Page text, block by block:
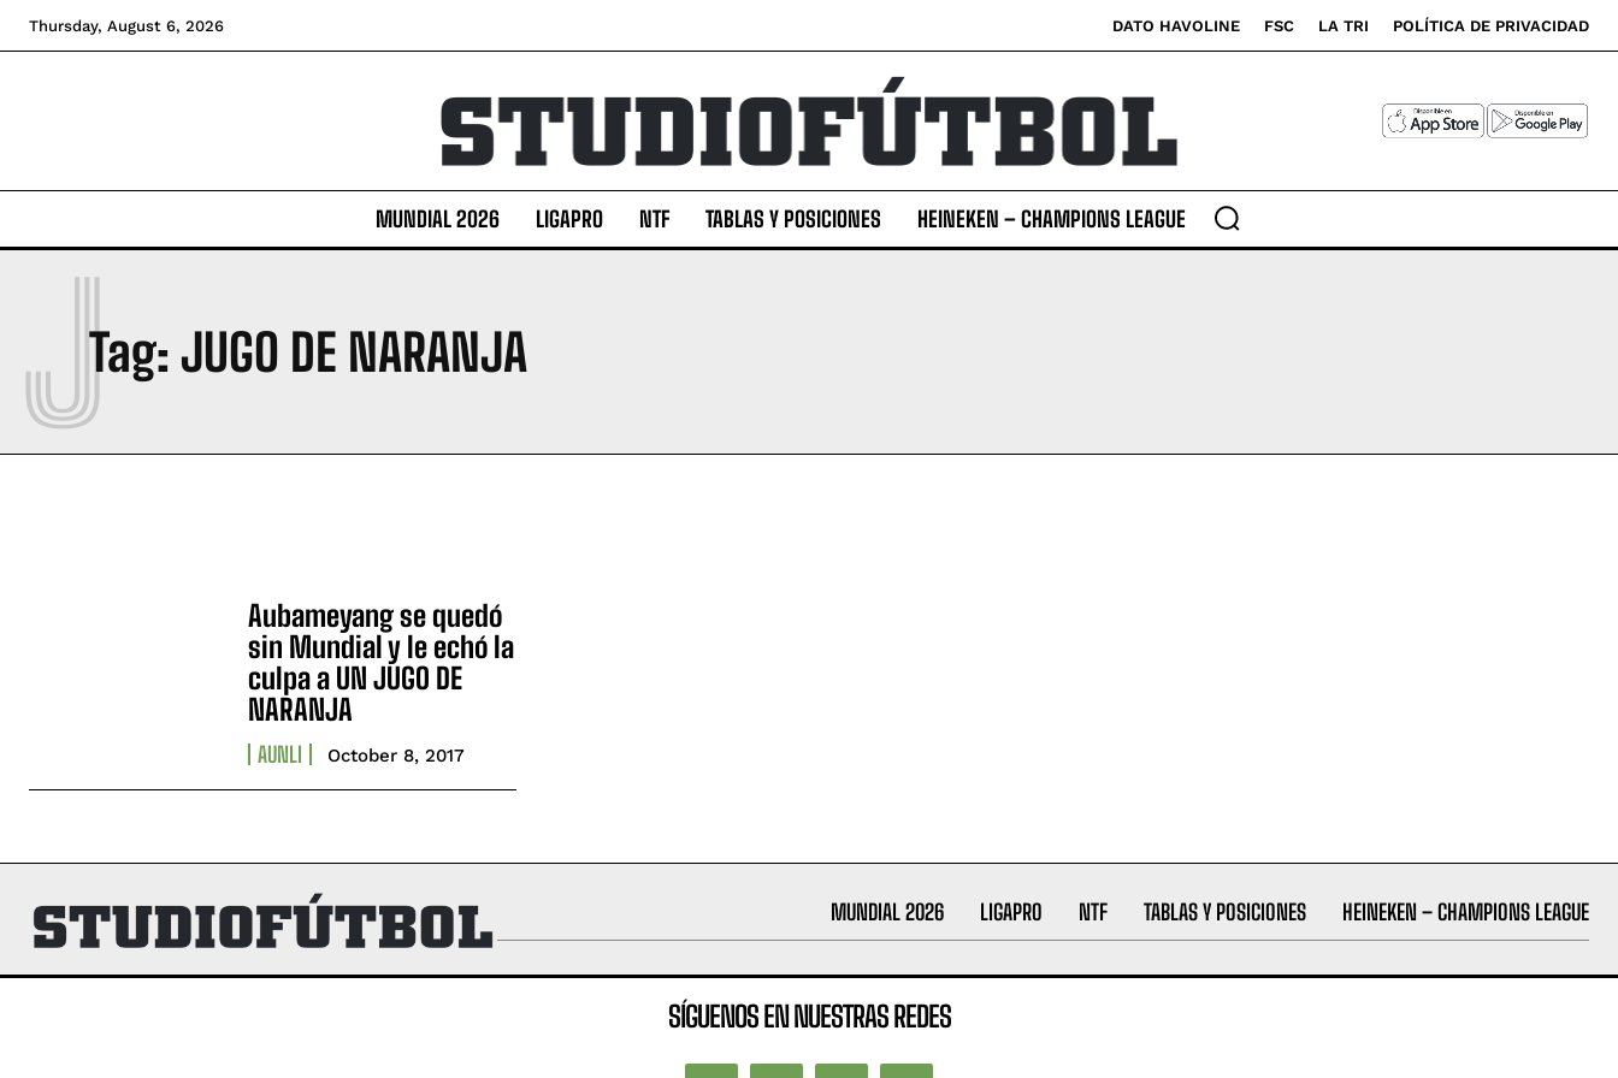
Thursday, August 6, 2026 DATO HAVOLINE FSC LA TRI POLÍTICA DE PRIVACIDAD
MUNDIAL 2026 LIGAPRO NTF TABLAS Y POSICIONES HEINEKEN – CHAMPIONS LEAGUE
Tag: JUGO DE NARANJA
J
Aubameyang se quedó
sin Mundial y le echó la
culpa a UN JUGO DE
NARANJA
AUNLI October 8, 2017
MUNDIAL 2026 LIGAPRO NTF TABLAS Y POSICIONES HEINEKEN – CHAMPIONS LEAGUE
SÍGUENOS EN NUESTRAS REDES